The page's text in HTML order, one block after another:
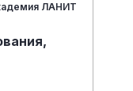
ЛАНИТ